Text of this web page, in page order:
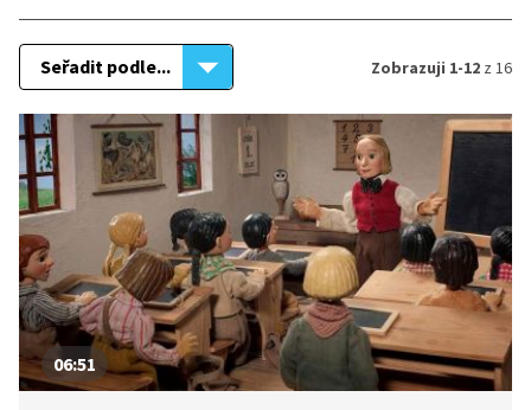
Seřadit podle... Zobrazuji 1-12 z 16
06:51